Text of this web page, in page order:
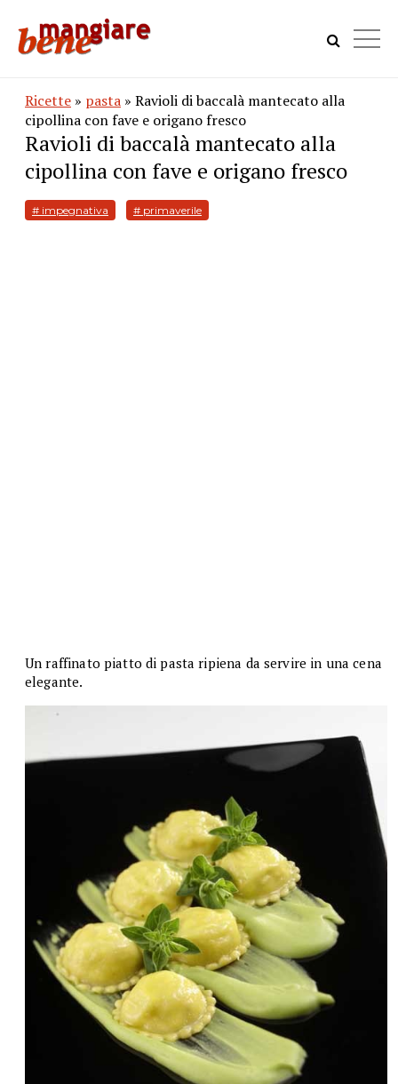
Ricette » pasta » Ravioli di baccalà mantecato alla
cipollina con fave e origano fresco
Ravioli di baccalà mantecato alla
cipollina con fave e origano fresco
# impegnativa # primaverile
Un raffinato piatto di pasta ripiena da servire in una cena
elegante.